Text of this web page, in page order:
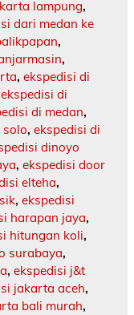
lampung,
dari medan ke
,
,
, ekspedisi di
ekspedisi di
di medan,
solo, ekspedisi di
dinoyo
, ekspedisi door
elteha,
, ekspedisi
harapan jaya,
hitungan koli,
surabaya,
, ekspedisi j&t
jakarta aceh,
bali murah,